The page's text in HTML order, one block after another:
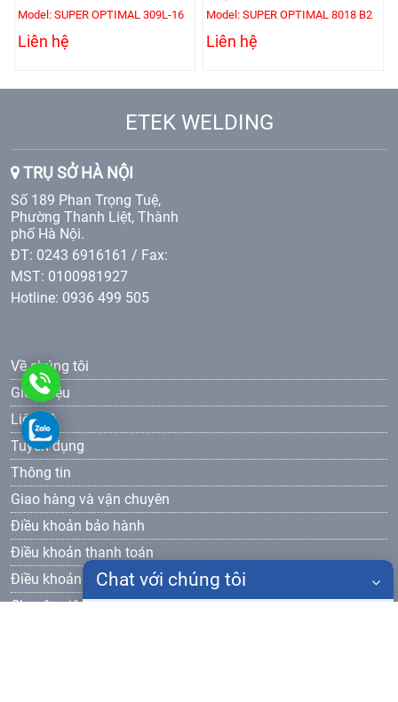
Model: SUPER OPTIMAL 309L-16
Liên hệ
Model: SUPER OPTIMAL 8018 B2
Liên hệ
ETEK WELDING
TRỤ SỞ HÀ NỘI
Số 189 Phan Trọng Tuệ,
Phường Thanh Liệt, Thành
phố Hà Nội.
ĐT: 0243 6916161 / Fax:
MST: 0100981927
Hotline: 0936 499 505
Về chúng tôi
Giới thiệu
Liên hệ
Tuyển dụng
Thông tin
Giao hàng và vận chuyên
Điều khoản bảo hành
Điều khoản thanh toán
Điều khoản bảo mật
Chuyên viên bán hàng
0936499505
Chat với chúng tôi